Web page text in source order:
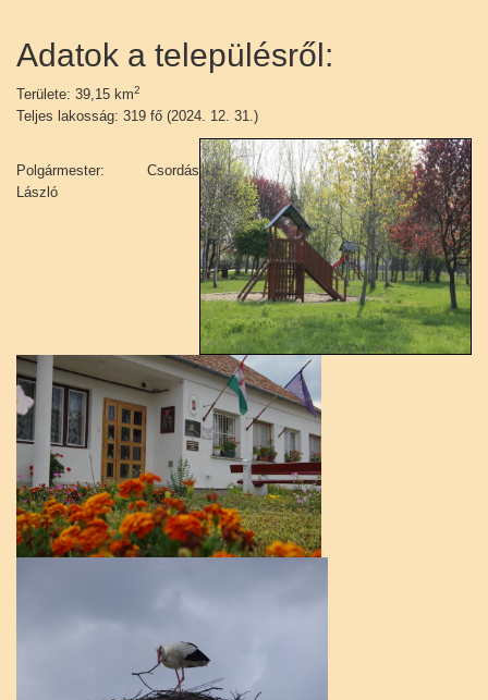
Adatok a településről:
Területe: 39,15 km2
Teljes lakosság: 319 fő (2024. 12. 31.)
Polgármester: Csordás
László